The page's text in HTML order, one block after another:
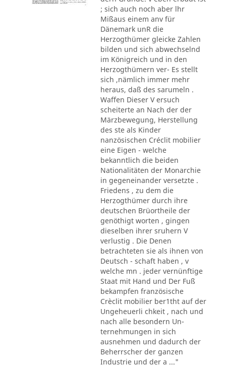
; sich auch noch aber lhr
Mißaus einem anv für
Dänemark unR die
Herzogthümer gleicke Zahlen
bilden und sich abwechselnd
im Königreich und in den
Herzogthümern ver- Es stellt
sich ,nämlich immer mehr
heraus, daß des sarumeln .
Waffen Dieser V ersuch
scheiterte an Nach der der
Märzbewegung, Herstellung
des ste als Kinder
nanzösischen Créclit mobilier
eine Eigen - welche
bekanntlich die beiden
Nationalitäten der Monarchie
in gegeneinander versetzte .
Friedens , zu dem die
Herzogthümer durch ihre
deutschen Brüortheile der
genöthigt worten , gingen
dieselben ihrer sruhern V
verlustig . Die Denen
betrachteten sie als ihnen von
Deutsch - schaft haben , v
welche mn . jeder vernünftige
Staat mit Hand und Der Fuß
bekampfen französische
Crèclit mobilier ber1tht auf der
Ungeheuerli chkeit , nach und
nach alle besondern Un-
ternehmungen in sich
ausnehmen und dadurch der
Beherrscher der ganzen
Industrie und der a ..."